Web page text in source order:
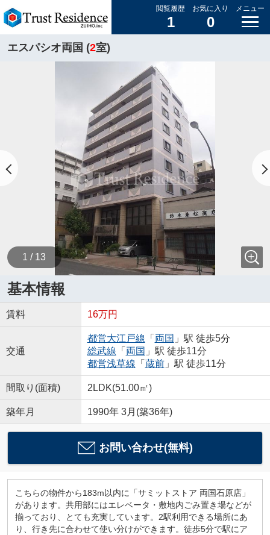
閲覧履歴
1
お気に入り
0
メニュー
エスパシオ両国 (2室)
1 / 13
基本情報
賃料 16万円
交通
都営大江戸線 「 両国 」駅 徒歩5分
総武線 「 両国 」駅 徒歩11分
都営浅草線 「 蔵前」駅 徒歩11分
間取り(面積) 2LDK(51.00㎡)
築年月 1990年 3月(築36年)
お問い合わせ(無料)
こちらの物件から183m以内に「サミットストア 両国石原店」
があります。共用部にはエレベータ・敷地内ごみ置き場などが
揃っており、とても充実しています。2駅利用できる場所にあ
り、行き先に合わせて使い分けができます。徒歩5分で駅にア